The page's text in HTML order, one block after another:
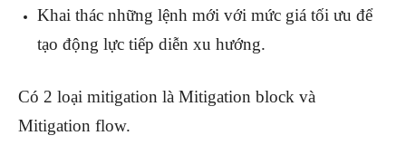
Khai thác những lệnh mới với mức giá tối ưu để
tạo động lực tiếp diễn xu hướng.
Có 2 loại mitigation là Mitigation block và
Mitigation flow.